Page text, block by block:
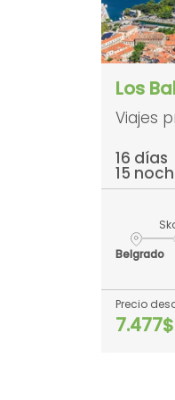
Los
Viajes
16 días
15
Belgrado
Precio
7.477$